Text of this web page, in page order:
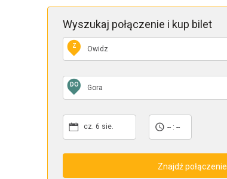
Wyszukaj połączenie i kup bilet
Z
DO
cz. 6 sie. -- : --
Znajdź połączenie